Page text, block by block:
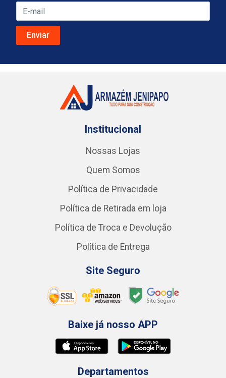
Institucional
Nossas Lojas
Quem Somos
Política de Privacidade
Política de Retirada em loja
Política de Troca e Devolução
Política de Entrega
Site Seguro
Baixe já nosso APP
Departamentos